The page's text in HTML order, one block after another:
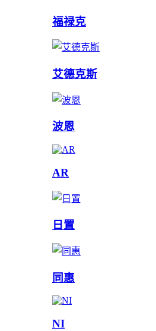
福禄克
艾德克斯
波恩
AR
日置
同惠
NI